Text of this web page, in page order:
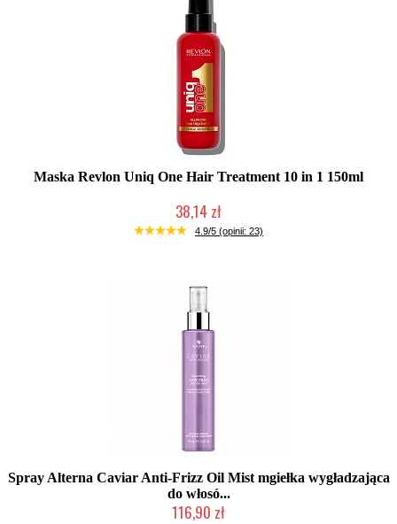
Maska Revlon Uniq One Hair Treatment 10 in 1 150ml
38,14 zł
Duża ilość (wysyłka w 24h)
4.9/5 (opinii: 23)
Spray Alterna Caviar Anti-Frizz Oil Mist mgiełka wygładzająca
do włosó...
116,90 zł